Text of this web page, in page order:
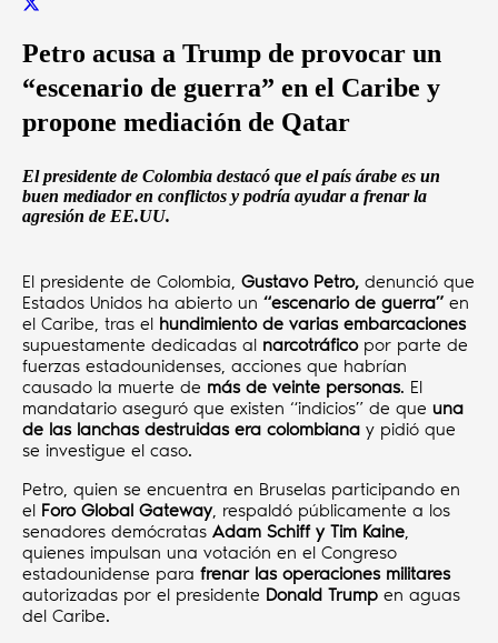
Petro acusa a Trump de provocar un
“escenario de guerra” en el Caribe y
propone mediación de Qatar
El presidente de Colombia destacó que el país árabe es un
buen mediador en conflictos y podría ayudar a frenar la
agresión de EE.UU.
El presidente de Colombia, Gustavo Petro, denunció que
Estados Unidos ha abierto un “escenario de guerra” en
el Caribe, tras el hundimiento de varias embarcaciones
supuestamente dedicadas al narcotráfico por parte de
fuerzas estadounidenses, acciones que habrían
causado la muerte de más de veinte personas. El
mandatario aseguró que existen “indicios” de que una
de las lanchas destruidas era colombiana y pidió que
se investigue el caso.
Petro, quien se encuentra en Bruselas participando en
el Foro Global Gateway, respaldó públicamente a los
senadores demócratas Adam Schiff y Tim Kaine,
quienes impulsan una votación en el Congreso
estadounidense para frenar las operaciones militares
autorizadas por el presidente Donald Trump en aguas
del Caribe.